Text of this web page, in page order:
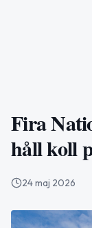
Fira
håll koll
24 maj 2026